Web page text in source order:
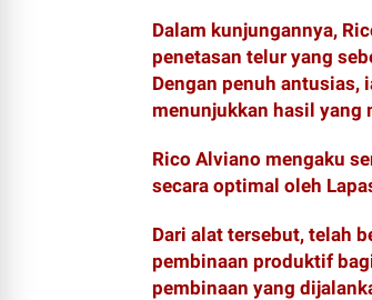
Dalam kunjungannya,
penetasan telur yang
Dengan penuh antusias,
menunjukkan hasil yang
Rico Alviano mengaku
secara optimal oleh
Dari alat tersebut, telah
pembinaan produktif
pembinaan yang